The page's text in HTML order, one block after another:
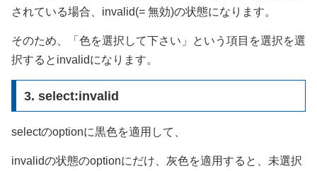
されている場合、invalid(= 無効)の状態になります。
そのため、「色を選択して下さい」という項目を選択を選
択するとinvalidになります。
3. select:invalid
selectのoptionに黒色を適用して、
invalidの状態のoptionにだけ、灰色を適用すると、未選択